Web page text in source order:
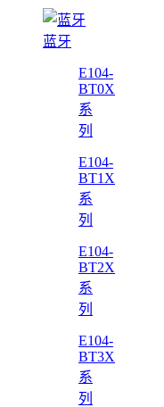
蓝牙
E104-
BT0X
系
列
E104-
BT1X
系
列
E104-
BT2X
系
列
E104-
BT3X
系
列